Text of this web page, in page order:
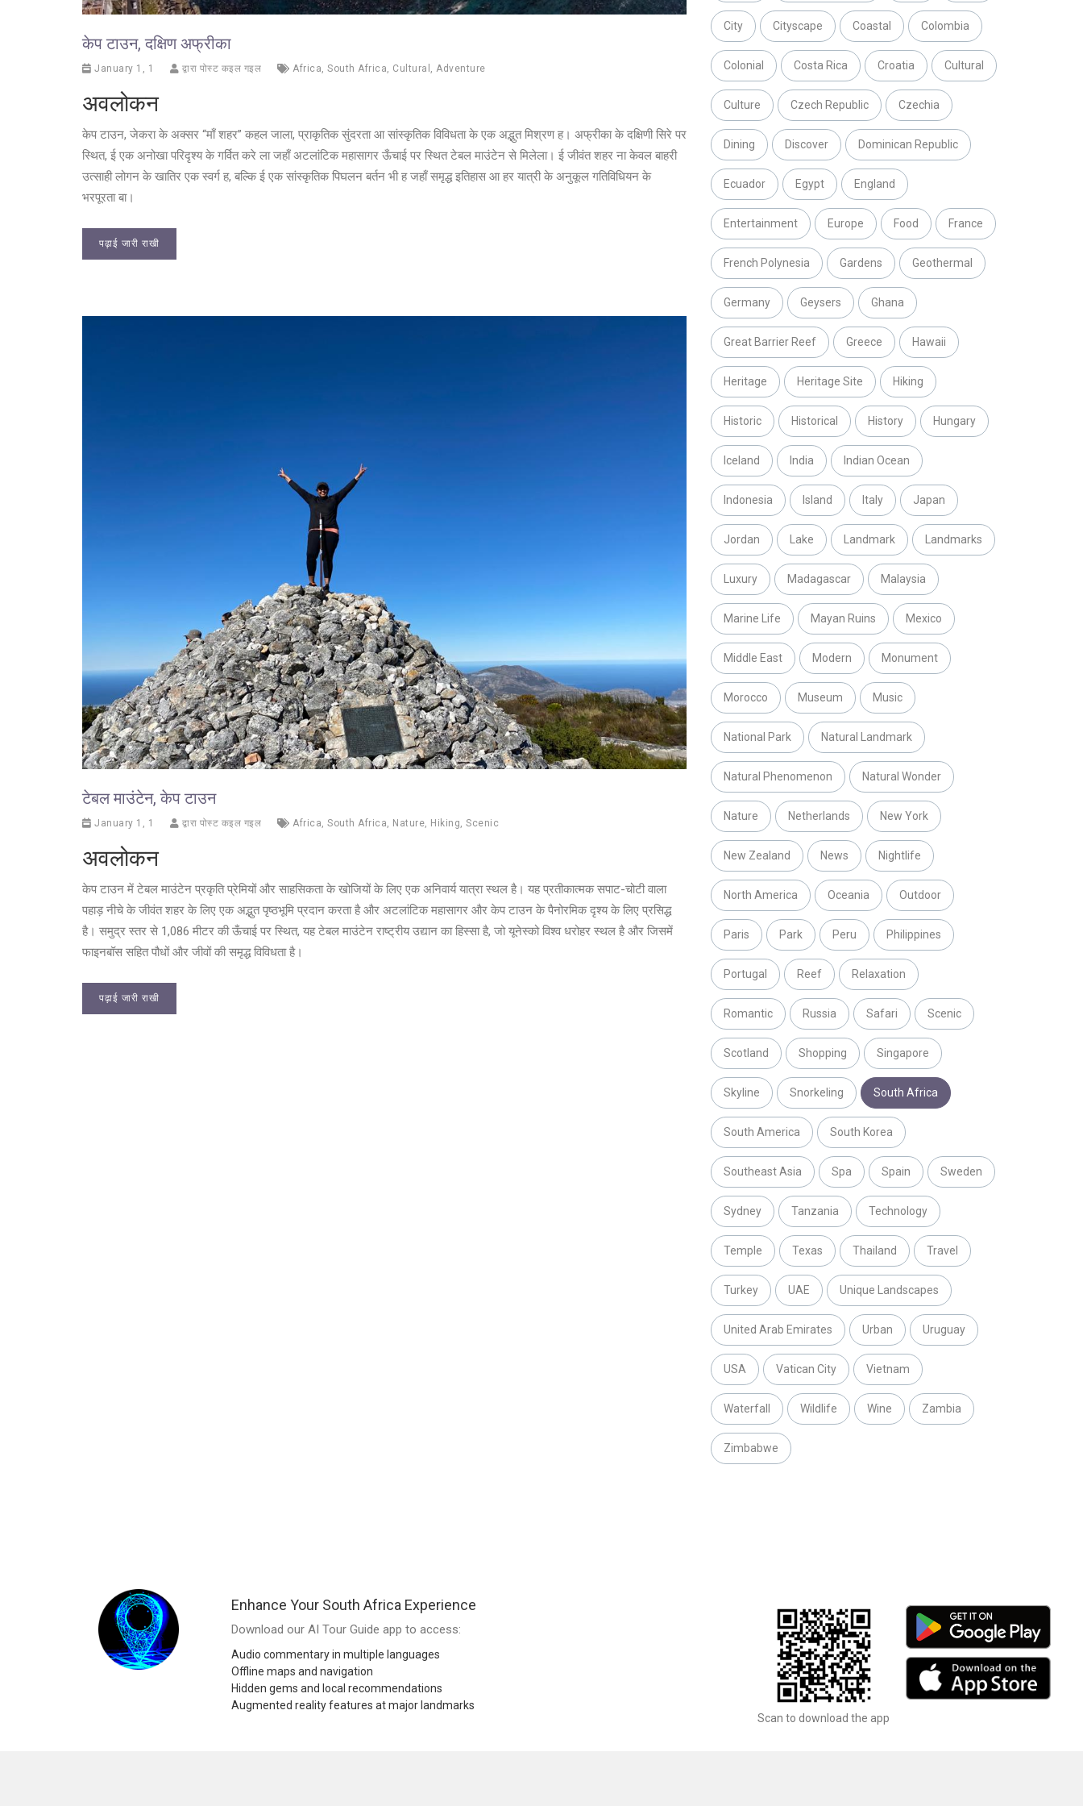
केप टाउन, दक्षिण अफ्रीका
January 1, 1 द्वारा पोस्ट कइल गइल Africa South Africa Cultural Adventure
अवलोकन
केप टाउन, जेकरा के अक्सर “माँ शहर” कहल जाला, प्राकृतिक सुंदरता आ सांस्कृतिक विविधता के एक अद्भुत मिश्रण ह। अफ्रीका के दक्षिणी सिरे पर
स्थित, ई एक अनोखा परिदृश्य के गर्वित करे ला जहाँ अटलांटिक महासागर ऊँचाई पर स्थित टेबल माउंटेन से मिलेला। ई जीवंत शहर ना केवल बाहरी
उत्साही लोगन के खातिर एक स्वर्ग ह, बल्कि ई एक सांस्कृतिक पिघलन बर्तन भी ह जहाँ समृद्ध इतिहास आ हर यात्री के अनुकूल गतिविधियन के
भरपूरता बा।
पढ़ाई जारी राखी
टेबल माउंटेन, केप टाउन
January 1, 1 द्वारा पोस्ट कइल गइल Africa, South Africa, Nature, Hiking, Scenic
अवलोकन
केप टाउन में टेबल माउंटेन प्रकृति प्रेमियों और साहसिकता के खोजियों के लिए एक अनिवार्य यात्रा स्थल है। यह प्रतीकात्मक सपाट-चोटी वाला
पहाड़ नीचे के जीवंत शहर के लिए एक अद्भुत पृष्ठभूमि प्रदान करता है और अटलांटिक महासागर और केप टाउन के पैनोरमिक दृश्य के लिए प्रसिद्ध
है। समुद्र स्तर से 1,086 मीटर की ऊँचाई पर स्थित, यह टेबल माउंटेन राष्ट्रीय उद्यान का हिस्सा है, जो यूनेस्को विश्व धरोहर स्थल है और जिसमें
फाइनबॉस सहित पौधों और जीवों की समृद्ध विविधता है।
पढ़ाई जारी राखी
City Cityscape Coastal Colombia
Colonial Costa Rica Croatia Cultural
Culture Czech Republic Czechia
Dining Discover Dominican Republic
Ecuador Egypt England
Entertainment Europe Food France
French Polynesia Gardens Geothermal
Germany Geysers Ghana
Great Barrier Reef Greece Hawaii
Heritage Heritage Site Hiking
Historic Historical History Hungary
Iceland India Indian Ocean
Indonesia Island Italy Japan
Jordan Lake Landmark Landmarks
Luxury Madagascar Malaysia
Marine Life Mayan Ruins Mexico
Middle East Modern Monument
Morocco Museum Music
National Park Natural Landmark
Natural Phenomenon Natural Wonder
Nature Netherlands New York
New Zealand News Nightlife
North America Oceania Outdoor
Paris Park Peru Philippines
Portugal Reef Relaxation
Romantic Russia Safari Scenic
Scotland Shopping Singapore
Skyline Snorkeling South Africa
South America South Korea
Southeast Asia Spa Spain Sweden
Sydney Tanzania Technology
Temple Texas Thailand Travel
Turkey UAE Unique Landscapes
United Arab Emirates Urban Uruguay
USA Vatican City Vietnam
Waterfall Wildlife Wine Zambia
Zimbabwe
Enhance Your South Africa Experience
Download our AI Tour Guide app to access:
Audio commentary in multiple languages
Offline maps and navigation
Hidden gems and local recommendations
Augmented reality features at major landmarks
Scan to download the app